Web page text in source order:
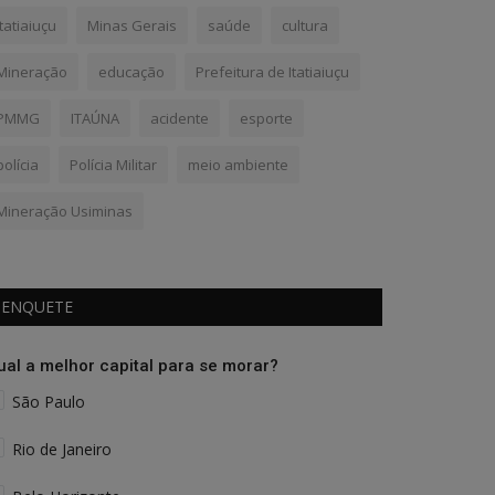
Minas Gerais saúde cultura
educação Prefeitura de Itatiaiuçu
ITAÚNA acidente esporte
Polícia Militar meio ambiente
Usiminas
ENQUETE
a melhor capital para se morar?
São Paulo
Rio de Janeiro